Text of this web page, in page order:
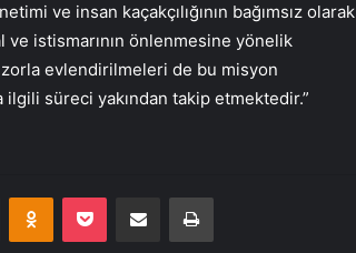
ve insan kaçakçılığının bağımsız olarak
istismarının önlenmesine yönelik
zorla evlendirilmeleri de bu misyon
süreci yakından takip etmektedir.”
VKontakteOdnoklassniki
Pocket E-Posta ile paylaş Yazdır